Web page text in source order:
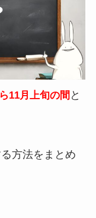
11月上旬の間 と
方法をまとめ